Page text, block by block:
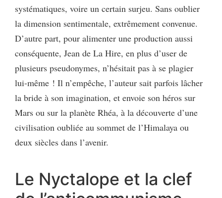
systématiques, voire un certain surjeu. Sans oublier
la dimension sentimentale, extrêmement convenue.
D’autre part, pour alimenter une production aussi
conséquente, Jean de La Hire, en plus d’user de
plusieurs pseudonymes, n’hésitait pas à se plagier
lui-même ! Il n’empêche, l’auteur sait parfois lâcher
la bride à son imagination, et envoie son héros sur
Mars ou sur la planète Rhéa, à la découverte d’une
civilisation oubliée au sommet de l’Himalaya ou
deux siècles dans l’avenir.
Le Nyctalope et la clef